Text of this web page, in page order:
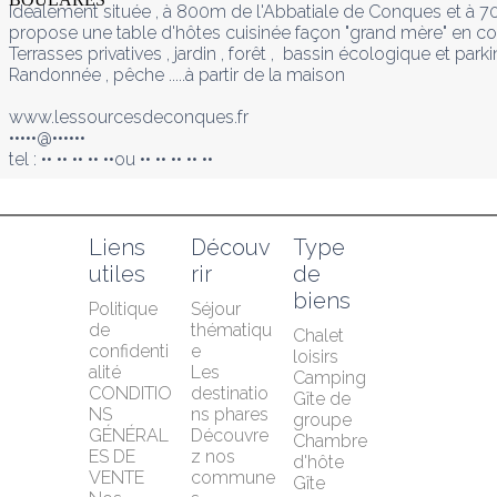
Idéalement située , à 800m de l'Abbatiale de Conques et à
propose une table d'hôtes cuisinée façon "grand mère" en
Terrasses privatives , jardin , forêt ,  bassin écologique et
Randonnée , pêche .....à partir de la maison
www.lessourcesdeconques.fr
•••••@••••••
tel : •• •• •• •• ••ou •• •• •• •• ••
Liens
utiles
Politique
de
confidenti
alité
CONDITIO
NS
GÉNÉRAL
ES DE
VENTE
Découv
rir
Séjour
thématiqu
e
Les
destinatio
ns phares
Découvre
z nos
commune
Type
de
biens
Chalet
loisirs
Camping
Gîte de
groupe
Chambre
d'hôte
Gîte